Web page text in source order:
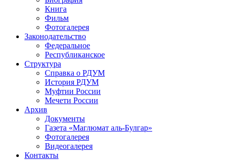
Книга
Фильм
Фотогалерея
Законодательство
Федеральное
Республиканское
Структура
Справка о РДУМ
История РДУМ
Муфтии России
Мечети России
Архив
Документы
Газета «Маглюмат аль-Булгар»
Фотогалерея
Видеогалерея
Контакты